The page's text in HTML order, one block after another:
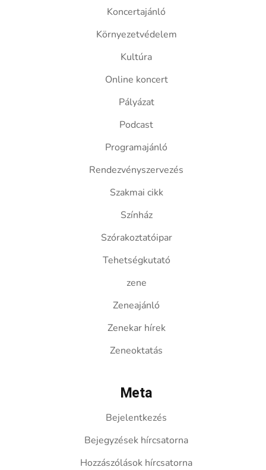
Koncertajánló
Környezetvédelem
Kultúra
Online koncert
Pályázat
Podcast
Programajánló
Rendezvényszervezés
Szakmai cikk
Színház
Szórakoztatóipar
Tehetségkutató
zene
Zeneajánló
Zenekar hírek
Zeneoktatás
Meta
Bejelentkezés
Bejegyzések hírcsatorna
Hozzászólások hírcsatorna